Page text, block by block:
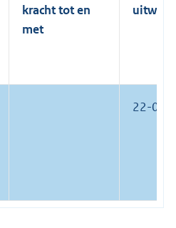
kracht tot en
met
22-03-